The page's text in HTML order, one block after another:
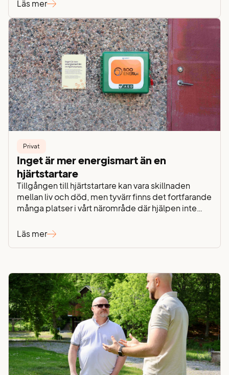
2025. Med ett resultat på 74,6 toppar vi hela
branschens genomsnitt på 63,3. Det här är ett
bevis på att vårt arbete med hållbarhet verkligen
uppskattas av de företag…
Läs mer
Privat
Inget är mer energismart än en
hjärtstartare
Tillgången till hjärtstartare kan vara skillnaden
mellan liv och död, men tyvärr finns det fortfarande
många platser i vårt närområde där hjälpen inte
vårt sätt – genom att installera tio hjärtstartare på
Läs mer